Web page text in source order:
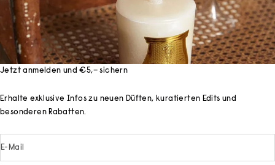
Jetzt anmelden und €5,– sichern
Erhalte exklusive Infos zu neuen Düften, kuratierten Edits und
besonderen Rabatten.
E-Mail